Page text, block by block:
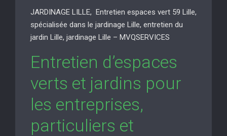
JARDINAGE LILLE, Entretien espaces vert 59 Lille,
spécialisée dans le jardinage Lille, entretien du
jardin Lille, jardinage Lille – MVQSERVICES
Entretien d’espaces
verts et jardins pour
les entreprises,
particuliers et